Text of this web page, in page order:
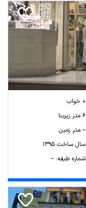
0 خواب
6 متر زیربنا
-- متر زمین
سال ساخت 1395
شماره طبقه: --